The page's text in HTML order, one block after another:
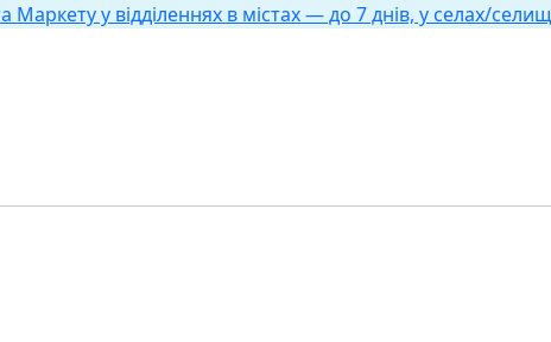
Маркету у відділеннях в містах — до 7 днів, у селах/